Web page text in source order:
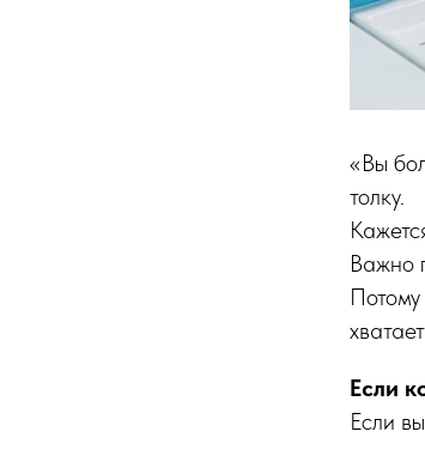
«Вы
толку.
Важно
Если
Если